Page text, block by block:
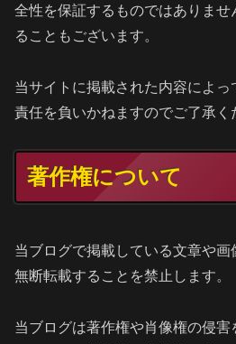
全性を保証するものではありま
ることもございます。
当サイトに掲載された内容によ
責任を負いかねますのでご了承く
著作権について
当ブログで掲載している文章や画
無断転載することを禁止します。
当ブログは著作権や肖像権の侵